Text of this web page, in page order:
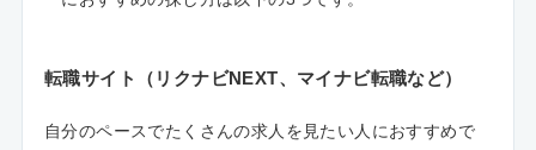
転職サイト（リクナビNEXT、マイナビ転職など）
自分のペースでたくさんの求人を見たい人におすすめで